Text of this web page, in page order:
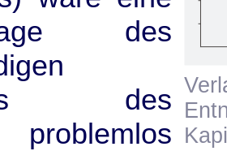
des
des
problemlos